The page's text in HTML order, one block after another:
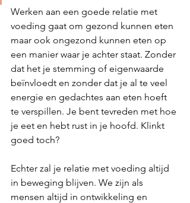
Werken aan een goede relatie met
voeding gaat om gezond kunnen eten
maar ook ongezond kunnen eten op
een manier waar je achter staat. Zonder
dat het je stemming of eigenwaarde
beïnvloedt en zonder dat je al te veel
energie en gedachtes aan eten hoeft
te verspillen. Je bent tevreden met hoe
je eet en hebt rust in je hoofd. Klinkt
goed toch?
Echter zal je relatie met voeding altijd
in beweging blijven. We zijn als
mensen altijd in ontwikkeling en